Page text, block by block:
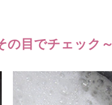
の目でチェック～